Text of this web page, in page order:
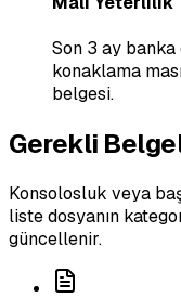
Son 3 ay
konaklama
belgesi.
Gerekli
Konsolosluk veya
liste dosyanın
güncellenir.